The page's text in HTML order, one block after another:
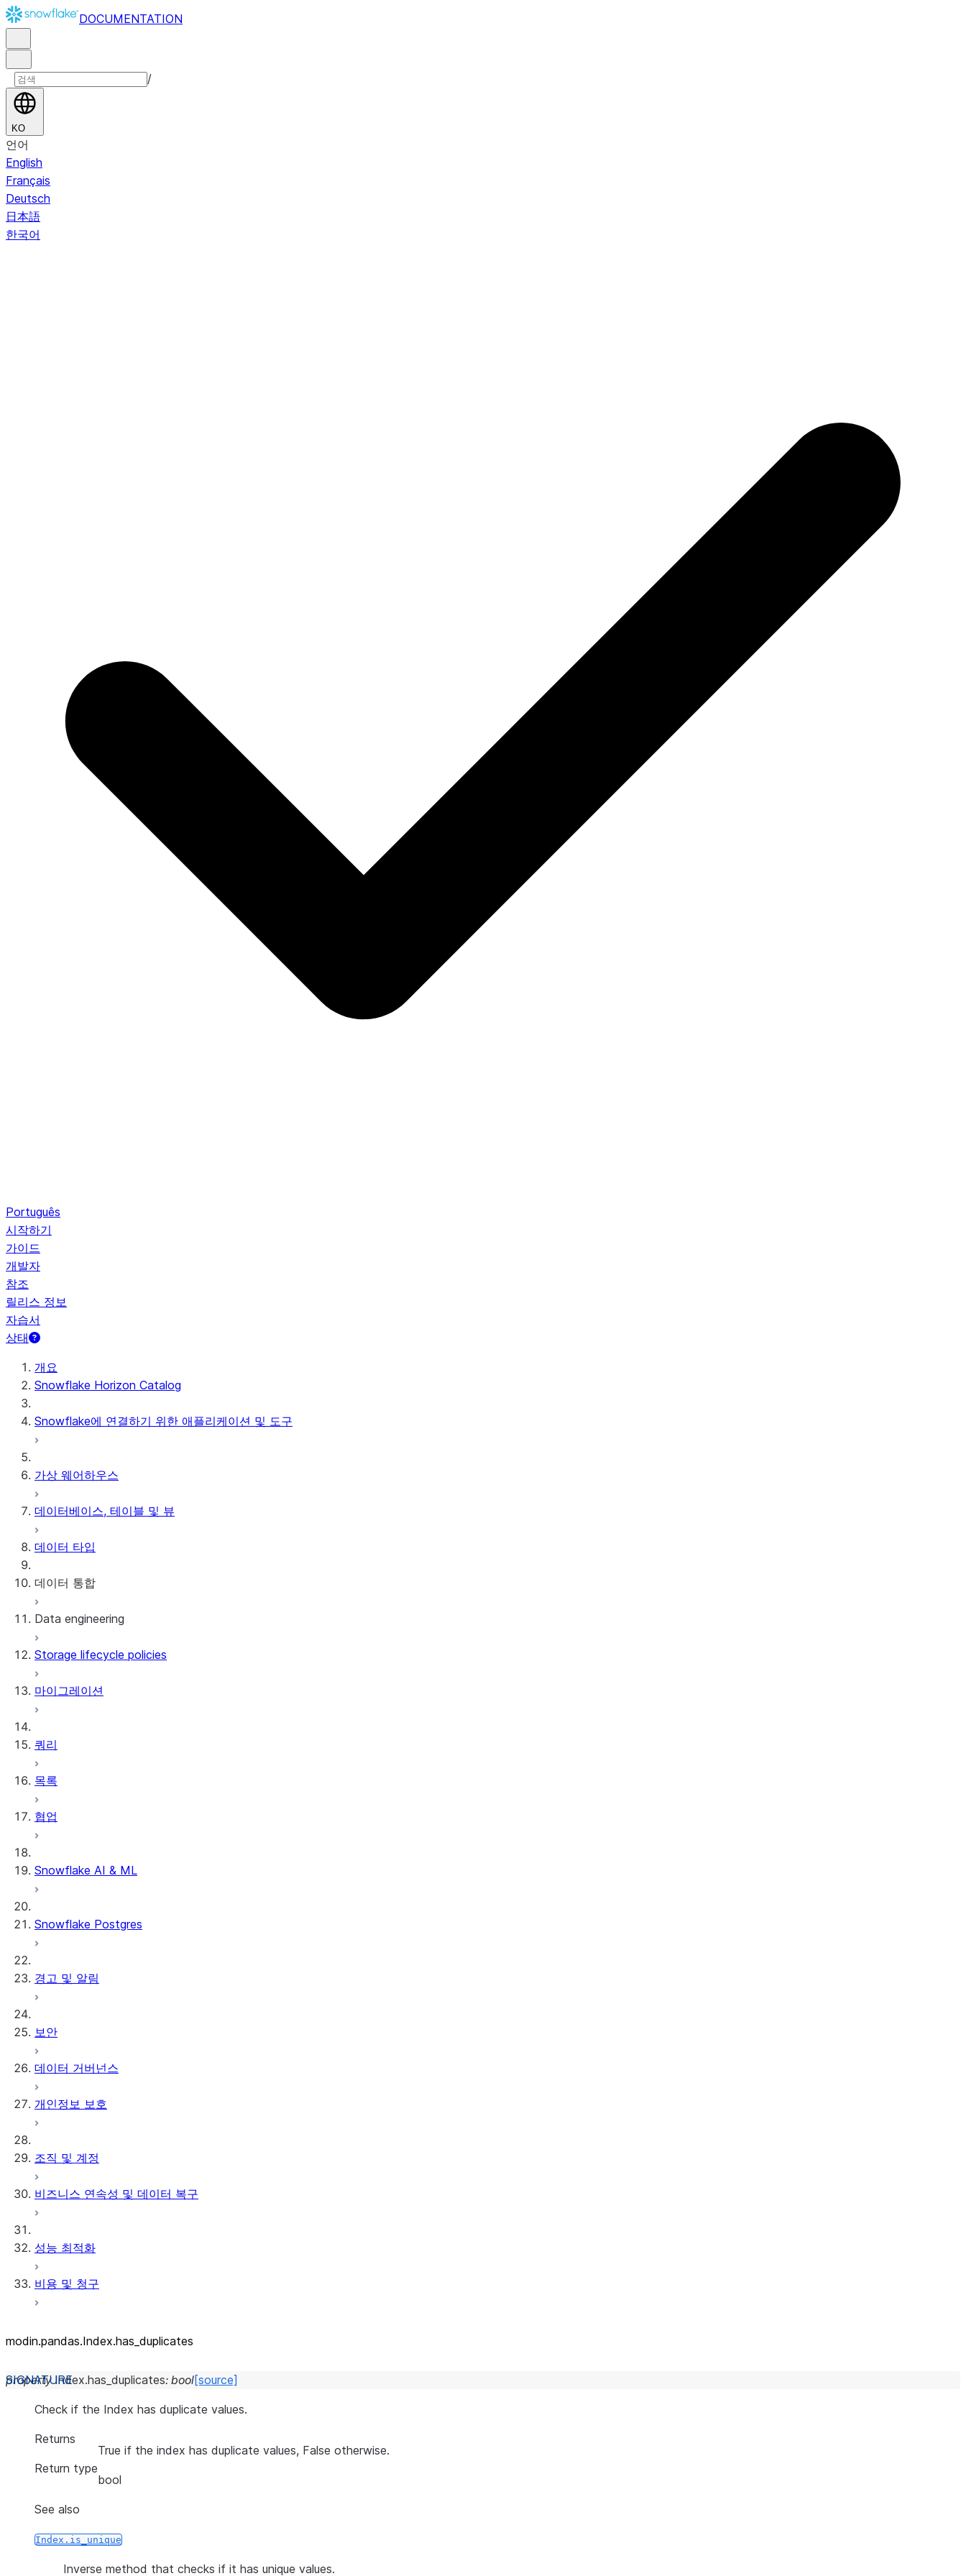
DOCUMENTATION
/
KO
언어
English
Français
Deutsch
日本語
한국어
Português
시작하기
가이드
개발자
참조
릴리스 정보
자습서
상태
개요
Snowflake Horizon Catalog
Snowflake에 연결하기 위한 애플리케이션 및 도구
가상 웨어하우스
데이터베이스, 테이블 및 뷰
데이터 타입
데이터 통합
Snowflake Openflow
Apache Iceberg™
Apache Iceberg™ 테이블
Data engineering
데이터 로딩
동적 테이블
Storage lifecycle policies
마이그레이션
쿼리
목록
협업
Snowflake AI & ML
Snowflake Postgres
경고 및 알림
보안
데이터 거버넌스
개인정보 보호
조직 및 계정
비즈니스 연속성 및 데이터 복구
성능 최적화
비용 및 청구
modin.pandas.Index.has_ duplicates
property Index.has_duplicates: bool[source]
Check if the Index has duplicate values.
Returns
True if the index has duplicate values, False otherwise.
Return type
bool
See also
Index.is_unique
Inverse method that checks if it has unique values.